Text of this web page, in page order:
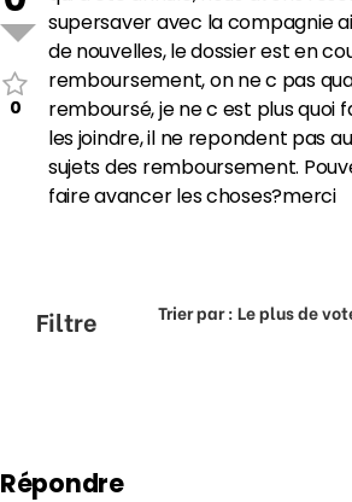
0
supersaver avec la compagnie
de nouvelles, le dossier est en
remboursement, on ne c pas
remboursé, je ne c est plus quoi
les joindre, il ne repondent pas
sujets des remboursement.
faire avancer les choses?merci
Filtre Trier par :Le plus de
Répondre